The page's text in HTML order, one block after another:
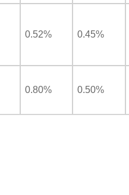
0.52% 0.45%
0.80% 0.50%